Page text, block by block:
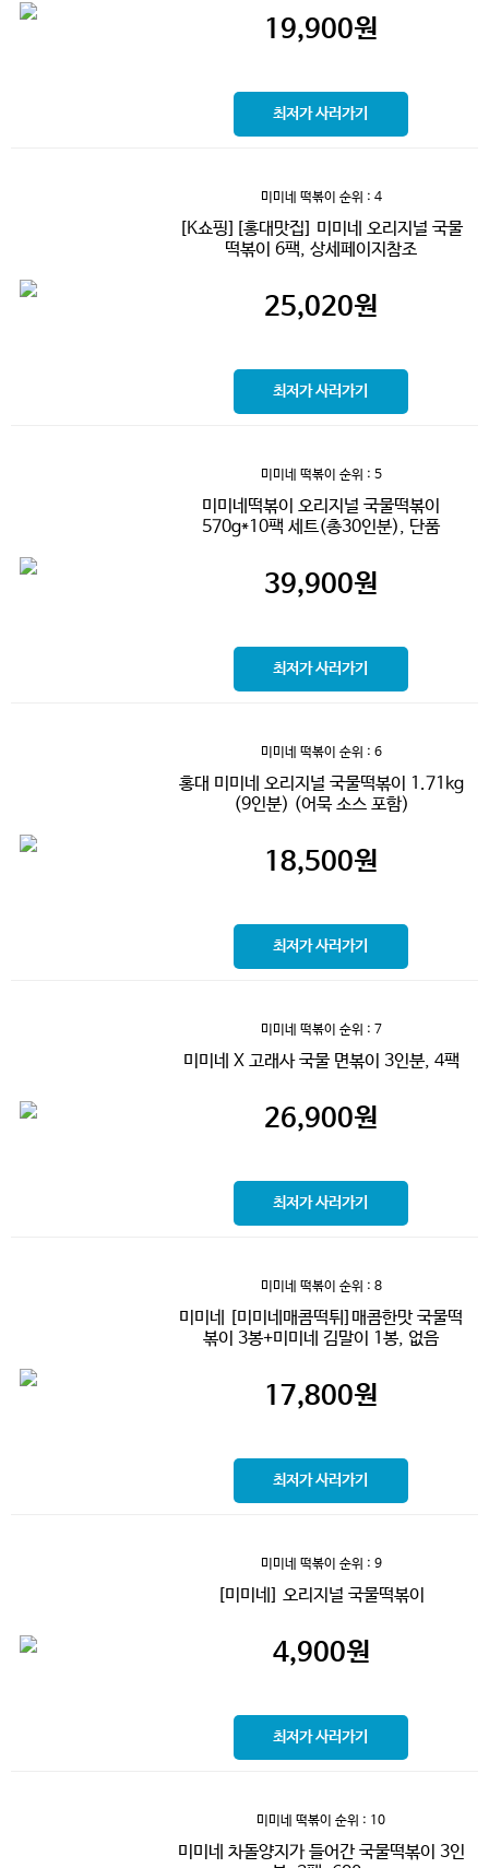
19,900원
최저가 사러가기
미미네 떡볶이 순위 : 4
[K쇼핑][홍대맛집] 미미네 오리지널 국물
떡볶이 6팩, 상세페이지참조
25,020원
최저가 사러가기
미미네 떡볶이 순위 : 5
미미네떡볶이 오리지널 국물떡볶이
570g*10팩 세트(총30인분), 단품
39,900원
최저가 사러가기
미미네 떡볶이 순위 : 6
홍대 미미네 오리지널 국물떡볶이 1.71kg
(9인분) (어묵 소스 포함)
18,500원
최저가 사러가기
미미네 떡볶이 순위 : 7
미미네 X 고래사 국물 면볶이 3인분, 4팩
26,900원
최저가 사러가기
미미네 떡볶이 순위 : 8
미미네 [미미네매콤떡튀]매콤한맛 국물떡
볶이 3봉+미미네 김말이 1봉, 없음
17,800원
최저가 사러가기
미미네 떡볶이 순위 : 9
[미미네] 오리지널 국물떡볶이
4,900원
최저가 사러가기
미미네 떡볶이 순위 : 10
미미네 차돌양지가 들어간 국물떡볶이 3인